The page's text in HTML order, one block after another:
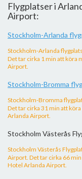
Flygplatser i
Airport:
Stockholm-Arlanda
Stockholm-Arlanda
Det tar cirka 1 min att köra
Airport.
Stockholm-Bromma
Stockholm-Bromma
Det tar cirka 31 min att
Arlanda Airport.
Stockholm Västerås
Stockholm Västerås
Airport. Det tar cirka 66
Hotel Arlanda Airport.